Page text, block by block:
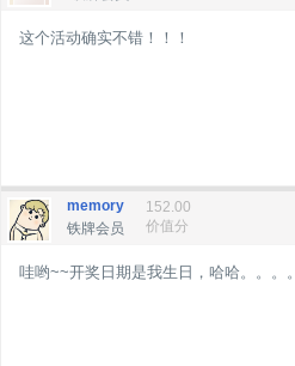
这个活动确实不错！！！
memory
铁牌会员
152.00
价值分
哇哟~~开奖日期是我生日，哈哈。。。。